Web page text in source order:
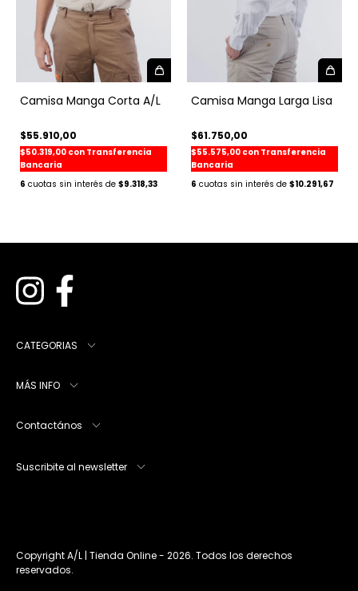
Camisa Manga Corta A/L
$55.910,00
$50.319,00 con Transferencia
Bancaria
6
$9.318,33
Camisa Manga Larga Lisa
$61.750,00
$55.575,00 con Transferencia
Bancaria
6
$10.291,67
CATEGORIAS
MÁS INFO
Contactános
Suscribite al newsletter
Copyright A/L | Tienda Online - 2026. Todos los derechos
reservados.